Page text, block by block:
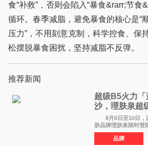
食“补救”，否则会陷入“暴食&rarr;节食
循环。春季减脂，避免暴食的核心是“
压力”，不用刻意克制，科学控食、保
松摆脱暴食困扰，坚持减脂不反弹。
推荐新闻
超级B5火力
沙，理肤泉超
气，不闹皮气
8月6日至10日，
肤品牌理肤泉限时登
「蓝」截乐园快闪活
1推荐护肤品牌[1]，
品牌